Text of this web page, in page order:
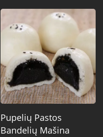
Pupelių Pastos
Bandelių Mašina